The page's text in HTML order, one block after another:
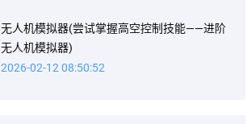
无人机模拟器(尝试掌握高空控制技能——进阶
无人机模拟器)
2026-02-12 08:50:52